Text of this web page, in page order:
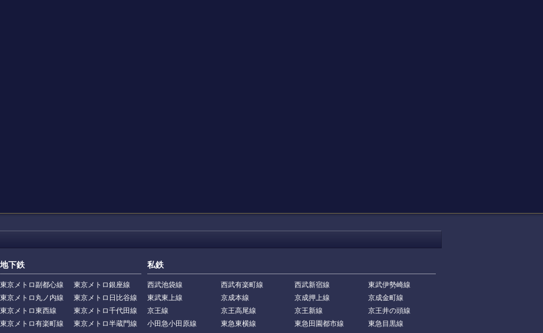
地下鉄
東京メトロ副都心線
東京メトロ銀座線
東京メトロ丸ノ内線
東京メトロ日比谷線
東京メトロ東西線
東京メトロ千代田線
東京メトロ有楽町線
東京メトロ半蔵門線
私鉄
西武池袋線 西武有楽町線 西武新宿線
東武伊勢崎線
東武東上線
京成本線 京成押上線
京成金町線
京王線
京王高尾線 京王新線
京王井の頭線
小田急小田原線
東急東横線 東急田園都市線
東急目黒線